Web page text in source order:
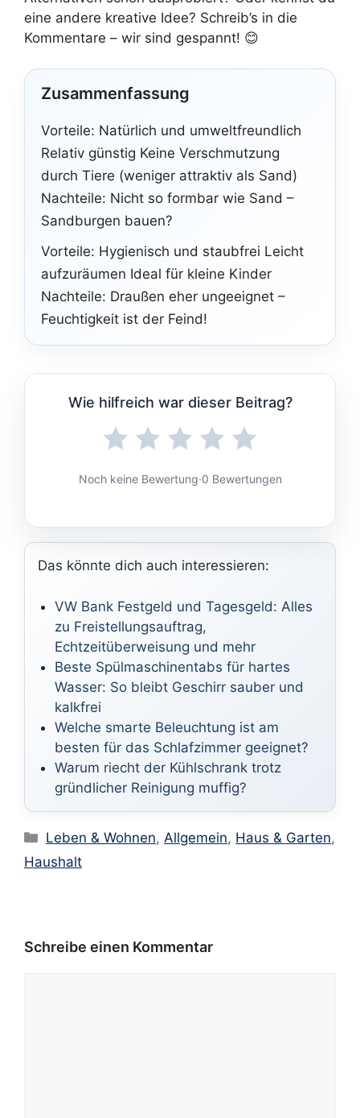
eine andere kreative Idee? Schreib’s in die
Kommentare – wir sind gespannt! 😊
Zusammenfassung
Vorteile: Natürlich und umweltfreundlich
Relativ günstig Keine Verschmutzung
durch Tiere (weniger attraktiv als Sand)
Nachteile: Nicht so formbar wie Sand –
Sandburgen bauen?
Vorteile: Hygienisch und staubfrei Leicht
aufzuräumen Ideal für kleine Kinder
Nachteile: Draußen eher ungeeignet –
Feuchtigkeit ist der Feind!
Wie hilfreich war dieser Beitrag?
Noch keine Bewertung·0 Bewertungen
Das könnte dich auch interessieren:
VW Bank Festgeld und Tagesgeld: Alles
zu Freistellungsauftrag,
Echtzeitüberweisung und mehr
Beste Spülmaschinentabs für hartes
Wasser: So bleibt Geschirr sauber und
kalkfrei
Welche smarte Beleuchtung ist am
besten für das Schlafzimmer geeignet?
Warum riecht der Kühlschrank trotz
gründlicher Reinigung muffig?
Kategorien
Leben & Wohnen, Allgemein, Haus & Garten,
Haushalt
Schreibe einen Kommentar